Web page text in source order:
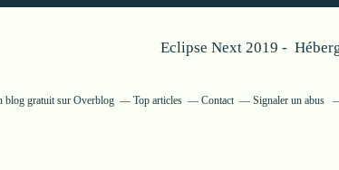
Eclipse Next 2019 -
blog gratuit sur Overblog Top articles Contact Signaler un abus